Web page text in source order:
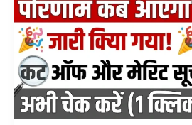
:
Download
Exam
City
Intimation
Slip
&